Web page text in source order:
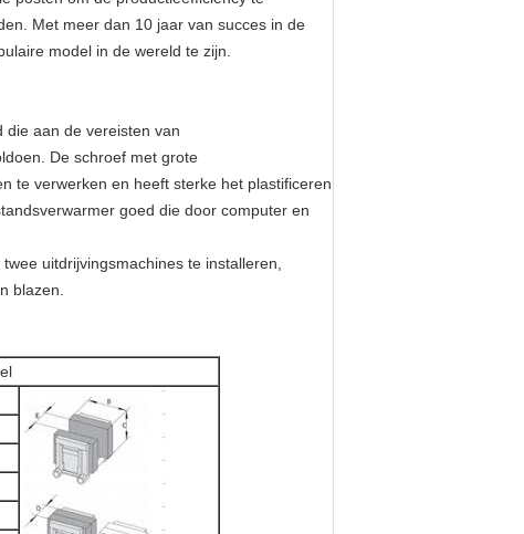
Met meer dan 10 jaar van succes in de
model in de wereld te zijn.
die aan de vereisten van
De schroef met grote
te verwerken en heeft sterke het plastificeren
goed die door computer en
uitdrijvingsmachines te installeren,
blazen.